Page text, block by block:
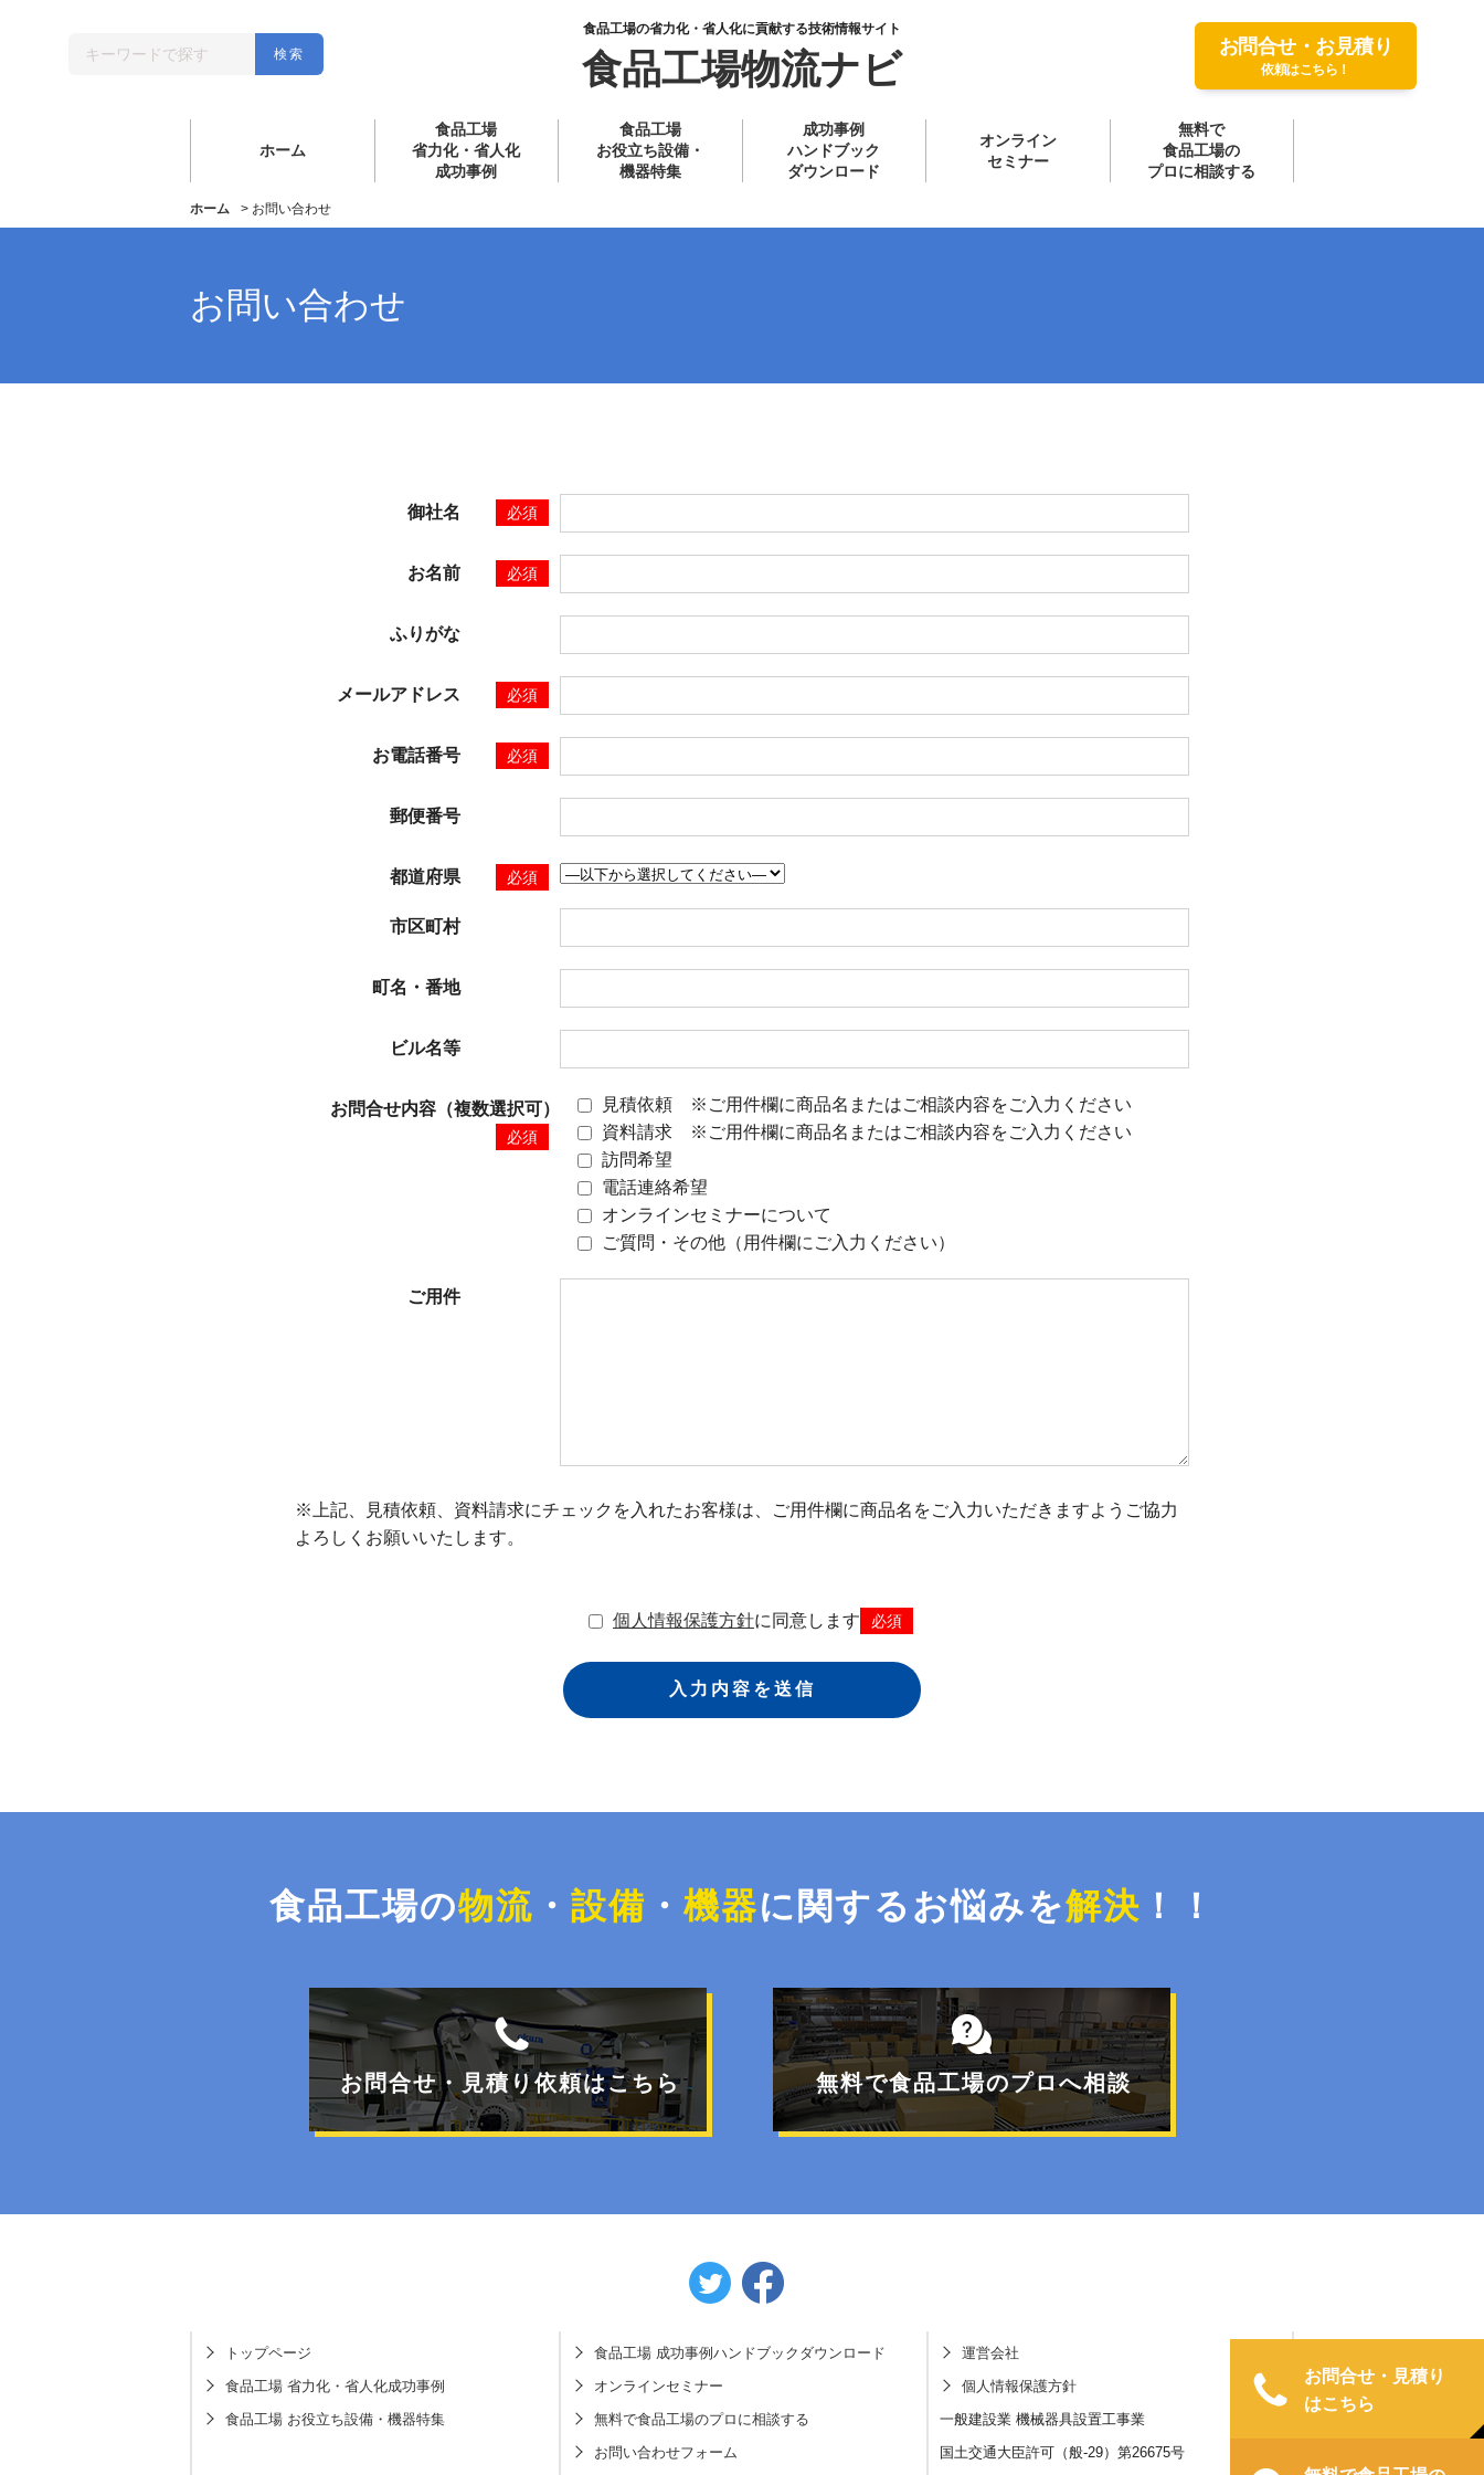
食品工場の省力化・省人化に貢献する技術情報サイト
食品工場物流ナビ お問合せ・お見積り
依頼はこちら！
ホーム
食品工場
省力化・省人化
成功事例
食品工場
お役立ち設備・
機器特集
成功事例
ハンドブック
ダウンロード
オンライン
セミナー
無料で
食品工場の
プロに相談する
ホーム > お問い合わせ
お問い合わせ
御社名 必須
お名前 必須
ふりがな
メールアドレス 必須
お電話番号 必須
郵便番号
都道府県 必須
市区町村
町名・番地
ビル名等
お問合せ内容（複数選択可）
必須
見積依頼 ※ご用件欄に商品名またはご相談内容をご入力ください
資料請求 ※ご用件欄に商品名またはご相談内容をご入力ください
訪問希望
電話連絡希望
オンラインセミナーについて
ご質問・その他（用件欄にご入力ください）
ご用件
※上記、見積依頼、資料請求にチェックを入れたお客様は、ご用件欄に商品名をご入力いただきますようご協力
よろしくお願いいたします。
個人情報保護方針に同意します 必須
食品工場の物流 ・ 設備 ・ 機器に関する お悩みを解決 ！！
お問合せ・見積り依頼はこちら 無料で食品工場のプロへ相談
トップページ
食品工場 省力化・省人化成功事例
食品工場 お役立ち設備・機器特集
食品工場 成功事例ハンドブックダウンロード
オンラインセミナー
無料で食品工場のプロに相談する
お問い合わせフォーム
運営会社
個人情報保護方針
一般建設業 機械器具設置工事業
国土交通大臣許可（般-29）第26675号
お問合せ・見積り
はこちら